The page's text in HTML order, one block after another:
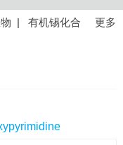
更多
| 有机锡化合
间体